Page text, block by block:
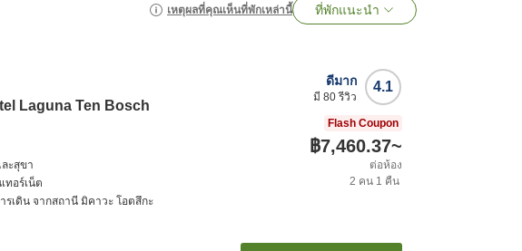
เหตุผลที่คุณเห็นที่พักเหล่านี้ ที่พักแนะนำ
Laguna Ten Bosch
ะสุขา
ทอร์เน็ต
รเดิน จากสถานี มิคาวะ โอตสึกะ
4.1
ดีมาก
มี 80รีวิว
Flash Coupon
฿7,460.37~
ต่อห้อง
2 คน 1 คืน